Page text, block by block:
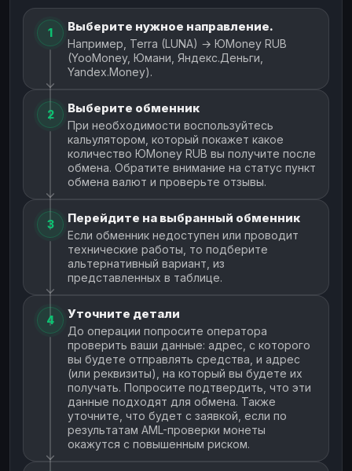
1 Выберите нужное направление.
Например, Terra (LUNA) → ЮMoney RUB
(YooMoney, Юмани, Яндекс.Деньги,
Yandex.Money).
2 Выберите обменник
При необходимости воспользуйтесь
кальулятором, который покажет какое
количество ЮMoney RUB вы получите после
обмена. Обратите внимание на статус пункт
обмена валют и проверьте отзывы.
3 Перейдите на выбранный обменник
Если обменник недоступен или проводит
технические работы, то подберите
альтернативный вариант, из
представленных в таблице.
4 Уточните детали
До операции попросите оператора
проверить ваши данные: адрес, с которого
вы будете отправлять средства, и адрес
(или реквизиты), на который вы будете их
получать. Попросите подтвердить, что эти
данные подходят для обмена. Также
уточните, что будет с заявкой, если по
результатам AML-проверки монеты
окажутся с повышенным риском.